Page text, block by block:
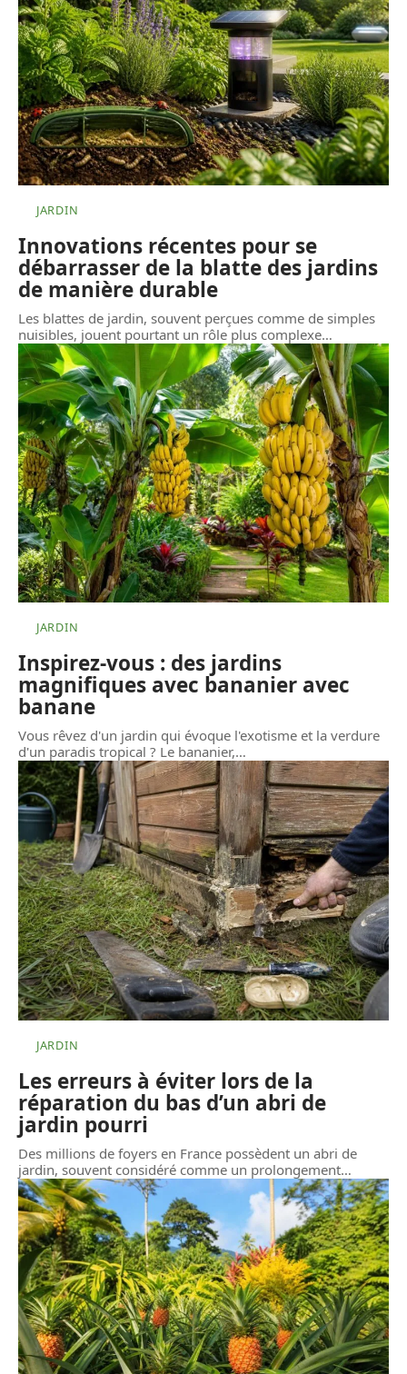
JARDIN
Innovations récentes pour se
débarrasser de la blatte des jardins
de manière durable
Les blattes de jardin, souvent perçues comme de simples
nuisibles, jouent pourtant un rôle plus complexe…
JARDIN
Inspirez-vous : des jardins
magnifiques avec bananier avec
banane
Vous rêvez d'un jardin qui évoque l'exotisme et la verdure
d'un paradis tropical ? Le bananier,…
JARDIN
Les erreurs à éviter lors de la
réparation du bas d’un abri de
jardin pourri
Des millions de foyers en France possèdent un abri de
jardin, souvent considéré comme un prolongement…